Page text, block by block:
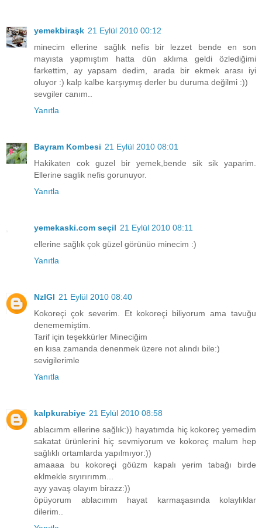
yemekbiraşk 21 Eylül 2010 00:12
minecim ellerine sağlık nefis bir lezzet bende en son
mayısta yapmıştım hatta dün aklıma geldi özlediğimi
farkettim, ay yapsam dedim, arada bir ekmek arası iyi
oluyor :) kalp kalbe karşıymış derler bu duruma değilmi :))
sevgiler canım..
Yanıtla
Bayram Kombesi 21 Eylül 2010 08:01
Hakikaten cok guzel bir yemek,bende sik sik yaparim.
Ellerine saglik nefis gorunuyor.
Yanıtla
yemekaski.com seçil 21 Eylül 2010 08:11
ellerine sağlık çok güzel görünüo minecim :)
Yanıtla
NzlGl 21 Eylül 2010 08:40
Kokoreçi çok severim. Et kokoreçi biliyorum ama tavuğu
denememiştim.
Tarif için teşekkürler Mineciğim
en kısa zamanda denenmek üzere not alındı bile:)
sevigilerimle
Yanıtla
kalpkurabiye 21 Eylül 2010 08:58
ablacımm ellerine sağlık:)) hayatımda hiç kokoreç yemedim
sakatat ürünlerini hiç sevmiyorum ve kokoreç malum hep
sağlıklı ortamlarda yapılmıyor:))
amaaaa bu kokoreçi göüzm kapalı yerim tabağı birde
eklmekle sıyırırımm...
ayy yavaş olayım birazz:))
öpüyorum ablacımm hayat karmaşasında kolaylıklar
dilerim..